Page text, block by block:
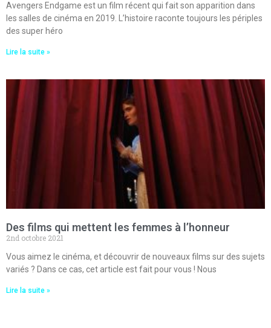
Avengers Endgame est un film récent qui fait son apparition dans
les salles de cinéma en 2019. L’histoire raconte toujours les périples
des super héro
Lire la suite »
Des films qui mettent les femmes à l’honneur
2nd octobre 2021
Vous aimez le cinéma, et découvrir de nouveaux films sur des sujets
variés ? Dans ce cas, cet article est fait pour vous ! Nous
Lire la suite »